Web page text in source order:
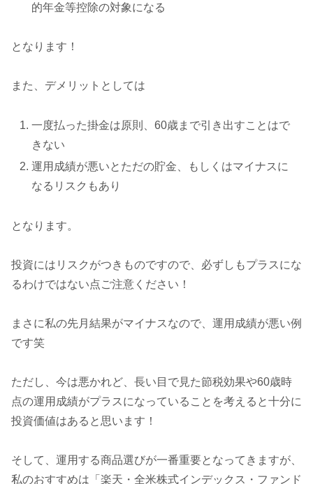
的年金等控除の対象になる
となります！
また、デメリットとしては
一度払った掛金は原則、60歳まで引き出すことはで
きない
運用成績が悪いとただの貯金、もしくはマイナスに
なるリスクもあり
となります。
投資にはリスクがつきものですので、必ずしもプラスにな
るわけではない点ご注意ください！
まさに私の先月結果がマイナスなので、運用成績が悪い例
です笑
ただし、今は悪かれど、長い目で見た節税効果や60歳時
点の運用成績がプラスになっていることを考えると十分に
投資価値はあると思います！
そして、運用する商品選びが一番重要となってきますが、
私のおすすめは「楽天・全米株式インデックス・ファンド